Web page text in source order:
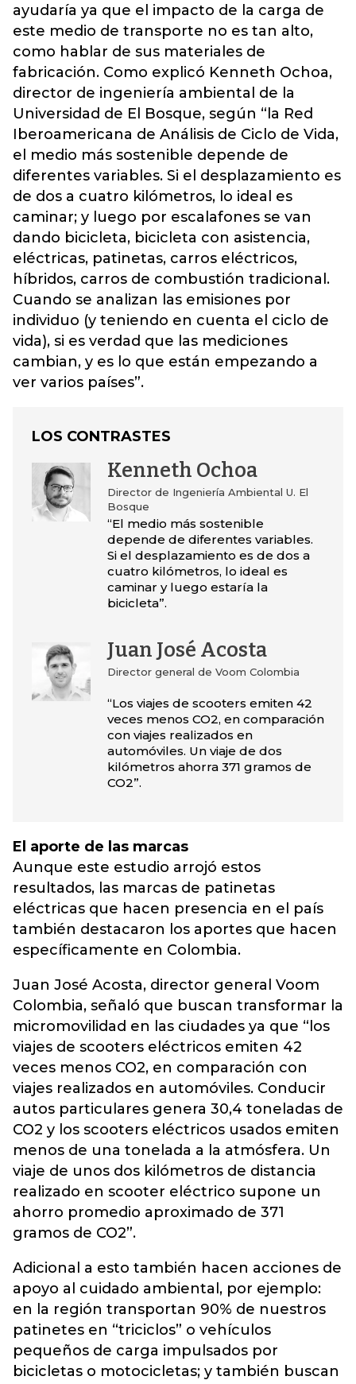
ayudaría ya que el impacto de la carga de
este medio de transporte no es tan alto,
como hablar de sus materiales de
fabricación. Como explicó Kenneth Ochoa,
director de ingeniería ambiental de la
Universidad de El Bosque, según “la Red
Iberoamericana de Análisis de Ciclo de Vida,
el medio más sostenible depende de
diferentes variables. Si el desplazamiento es
de dos a cuatro kilómetros, lo ideal es
caminar; y luego por escalafones se van
dando bicicleta, bicicleta con asistencia,
eléctricas, patinetas, carros eléctricos,
híbridos, carros de combustión tradicional.
Cuando se analizan las emisiones por
individuo (y teniendo en cuenta el ciclo de
vida), si es verdad que las mediciones
cambian, y es lo que están empezando a
ver varios países”.
LOS CONTRASTES
Kenneth Ochoa
Director de Ingeniería Ambiental U. El
Bosque
“El medio más sostenible
depende de diferentes variables.
Si el desplazamiento es de dos a
cuatro kilómetros, lo ideal es
caminar y luego estaría la
bicicleta”.
Juan José Acosta
Director general de Voom Colombia
“Los viajes de scooters emiten 42
veces menos CO2, en comparación
con viajes realizados en
automóviles. Un viaje de dos
kilómetros ahorra 371 gramos de
CO2”.
El aporte de las marcas
Aunque este estudio arrojó estos
resultados, las marcas de patinetas
eléctricas que hacen presencia en el país
también destacaron los aportes que hacen
específicamente en Colombia.
Juan José Acosta, director general Voom
Colombia, señaló que buscan transformar la
micromovilidad en las ciudades ya que “los
viajes de scooters eléctricos emiten 42
veces menos CO2, en comparación con
viajes realizados en automóviles. Conducir
autos particulares genera 30,4 toneladas de
CO2 y los scooters eléctricos usados emiten
menos de una tonelada a la atmósfera. Un
viaje de unos dos kilómetros de distancia
realizado en scooter eléctrico supone un
ahorro promedio aproximado de 371
gramos de CO2”.
Adicional a esto también hacen acciones de
apoyo al cuidado ambiental, por ejemplo:
en la región transportan 90% de nuestros
patinetes en “triciclos” o vehículos
pequeños de carga impulsados por
bicicletas o motocicletas; y también buscan